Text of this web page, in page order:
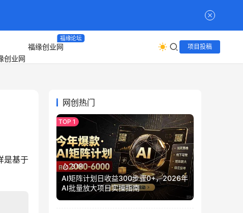
福缘创业网
福缘论坛
项目投稿
是基于
网创热门
3.1K
AI矩阵计划日收益300步骤0+，2026年
AI批量放大项目实操指南